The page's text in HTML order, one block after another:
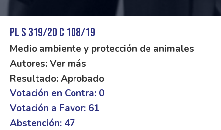
PL S 319/20 C 108/19
Medio ambiente y protección de animales
Autores: Ver más
Resultado: Aprobado
Votación en Contra: 0
Votación a Favor: 61
Abstención: 47